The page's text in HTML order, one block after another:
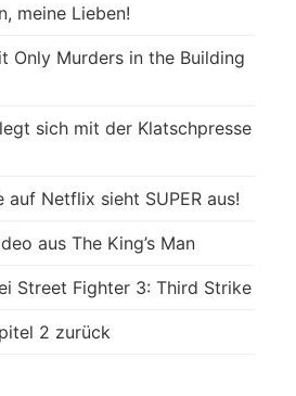
meine Lieben!
Only Murders in the Building
sich mit der Klatschpresse
auf Netflix sieht SUPER aus!
aus The King’s Man
Street Fighter 3: Third Strike
2 zurück